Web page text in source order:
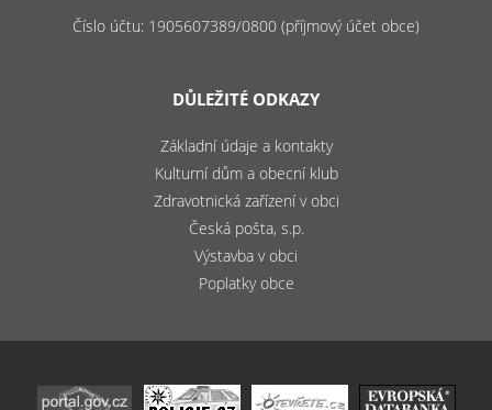
Číslo účtu: 1905607389/0800 (příjmový účet obce)
DŮLEŽITÉ ODKAZY
Základní údaje a kontakty
Kulturní dům a obecní klub
Zdravotnická zařízení v obci
Česká pošta, s.p.
Výstavba v obci
Poplatky obce